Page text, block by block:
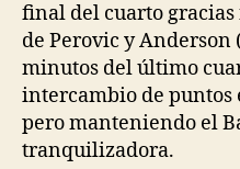
final del cuarto
de Perovic y Anderson
minutos del último
intercambio de puntos
pero manteniendo el
tranquilizadora.